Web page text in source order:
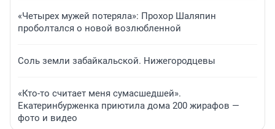
«Четырех мужей потеряла»: Прохор Шаляпин
проболтался о новой возлюбленной
Соль земли забайкальской. Нижегородцевы
«Кто-то считает меня сумасшедшей».
Екатеринбурженка приютила дома 200 жирафов —
фото и видео